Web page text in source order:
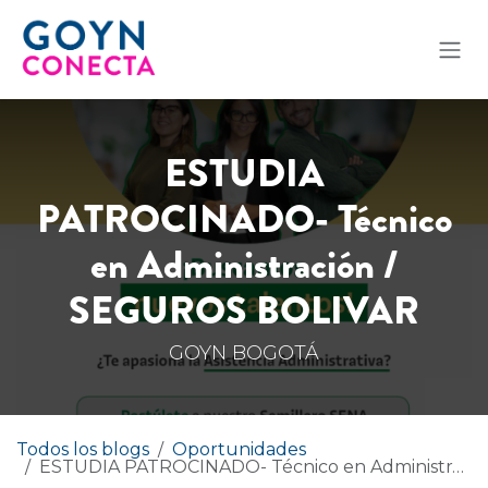
ESTUDIA
PATROCINADO- Técnico
en Administración /
SEGUROS BOLIVAR
GOYN BOGOTÁ
Todos los blogs
Oportunidades
ESTUDIA PATROCINADO- Técnico en Administración / SEGUROS BOLIVAR